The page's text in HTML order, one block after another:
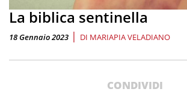
La biblica sentinella
18 Gennaio 2023 | DI MARIAPIA VELADIANO
CONDIVIDI